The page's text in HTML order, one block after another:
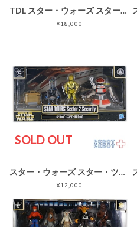
TDL スター・ウォーズ スター・ツアーズ 30cm プラスチック定規
¥18,000
SOLD OUT
スター・ウォーズ スター・ツアーズ セクター２セキュリティー
¥12,000